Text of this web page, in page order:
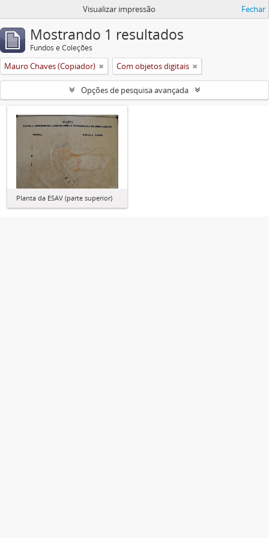
Visualizar impressão Fechar
Mostrando 1 resultados
Fundos e Coleções
Mauro Chaves (Copiador) Com objetos digitais
Opções de pesquisa avançada
Planta da ESAV (parte superior)